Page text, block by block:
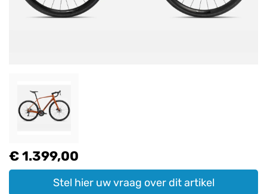
€ 1.399,00
Stel hier uw vraag over dit artikel